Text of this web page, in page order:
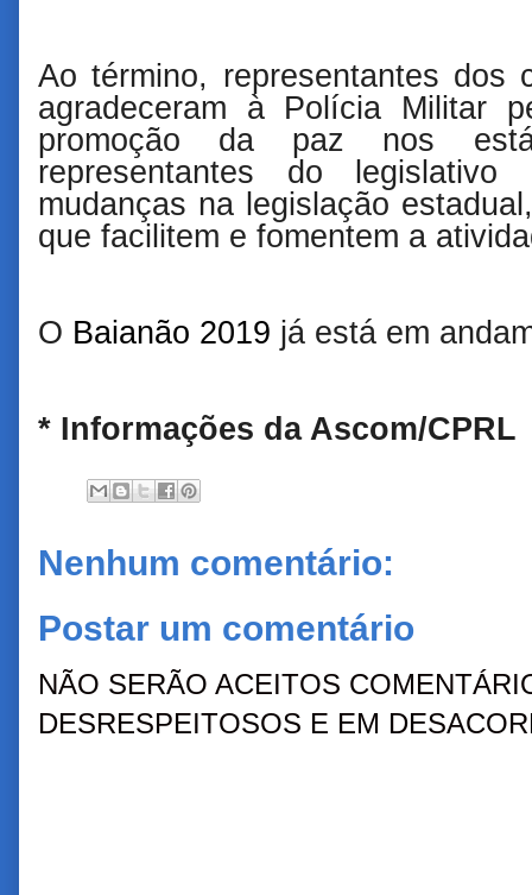
Ao término, representantes dos
agradeceram à Polícia Militar
promoção da paz nos
representantes do
mudanças na legislação
que facilitem e fomentem a
O Baianão 2019 já está em
* Informações da Ascom/CPRL
Nenhum comentário:
Postar um comentário
NÃO SERÃO ACEITOS
DESRESPEITOSOS E EM